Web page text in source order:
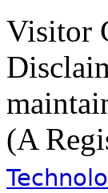
Visitor
(A